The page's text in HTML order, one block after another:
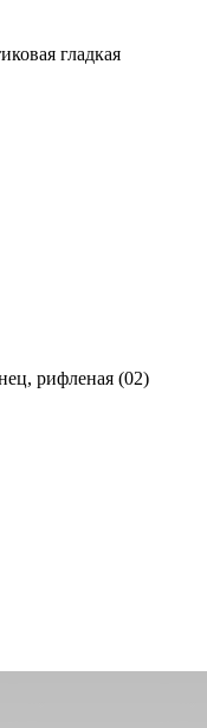
гладкая
рифленая (02)